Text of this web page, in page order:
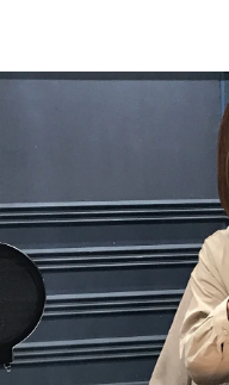
お知らせ
イベント・グッズ